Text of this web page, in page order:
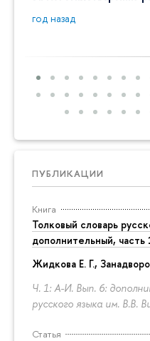
год назад
ПУБЛИКАЦИИ
Книга
Толковый словарь
дополнительный,
Жидкова Е. Г.,
Ч. 1: А-И. Вып. 6:
русского языка им. В.В.
Статья